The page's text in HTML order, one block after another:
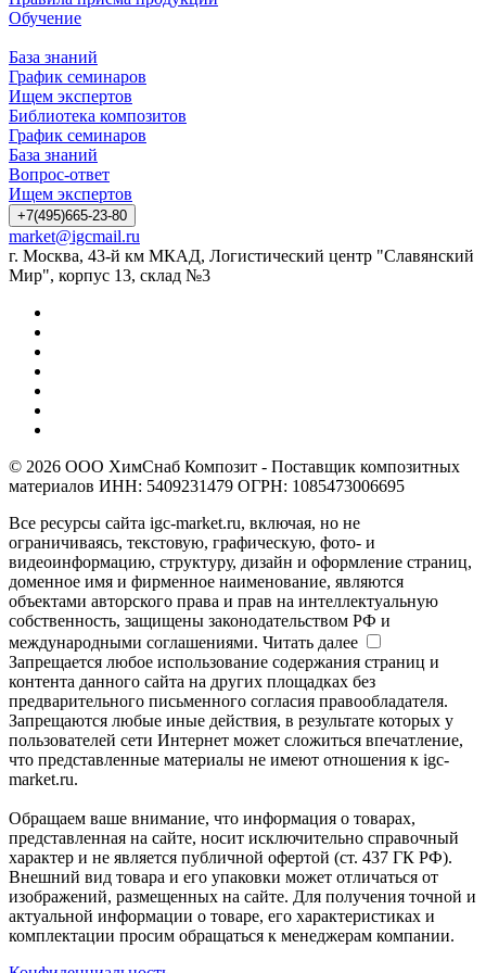
Обучение
База знаний
График семинаров
Ищем экспертов
Библиотека композитов
График семинаров
База знаний
Вопрос-ответ
Ищем экспертов
+7(495)665-23-80
market@igcmail.ru
г. Москва, 43-й км МКАД, Логистический центр "Славянский
Мир", корпус 13, склад №3
© 2026 ООО ХимСнаб Композит - Поставщик композитных
материалов ИНН: 5409231479 ОГРН: 1085473006695
Все ресурсы сайта igc-market.ru, включая, но не
ограничиваясь, текстовую, графическую, фото- и
видеоинформацию, структуру, дизайн и оформление страниц,
доменное имя и фирменное наименование, являются
объектами авторского права и прав на интеллектуальную
собственность, защищены законодательством РФ и
международными соглашениями. Читать далее
Запрещается любое использование содержания страниц и
контента данного сайта на других площадках без
предварительного письменного согласия правообладателя.
Запрещаются любые иные действия, в результате которых у
пользователей сети Интернет может сложиться впечатление,
что представленные материалы не имеют отношения к igc-
market.ru.
Обращаем ваше внимание, что информация о товарах,
представленная на сайте, носит исключительно справочный
характер и не является публичной офертой (ст. 437 ГК РФ).
Внешний вид товара и его упаковки может отличаться от
изображений, размещенных на сайте. Для получения точной и
актуальной информации о товаре, его характеристиках и
комплектации просим обращаться к менеджерам компании.